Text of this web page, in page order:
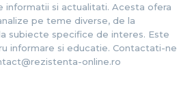
informatii si actualitati. Acesta ofera
pe teme diverse, de la
subiecte specifice de interes. Este
informare si educatie. Contactati-ne
online.ro